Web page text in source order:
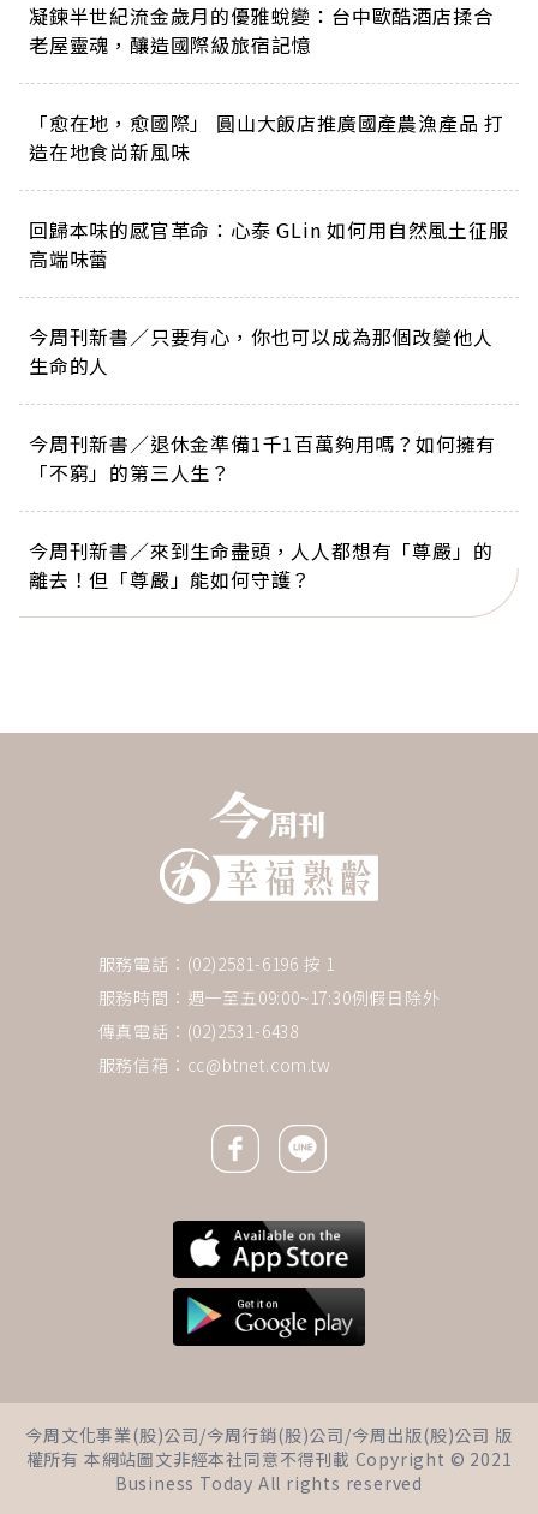
朱芯儀35歲罹乳癌》半年內，從
良性變惡性！為什麼醫師最怕
「病人40歲前確診」？
凝鍊半世紀流金歲月的優雅蛻變：台中歐酷酒店揉合
老屋靈魂，釀造國際級旅宿記憶
「愈在地，愈國際」 圓山大飯店推廣國產農漁產品 打
造在地食尚新風味
回歸本味的感官革命：心泰 GLin 如何用自然風土征服
高端味蕾
今周刊新書／只要有心，你也可以成為那個改變他人
生命的人
今周刊新書／退休金準備1千1百萬夠用嗎？如何擁有
「不窮」的第三人生？
今周刊新書／來到生命盡頭，人人都想有「尊嚴」的
離去！但「尊嚴」能如何守護？
服務電話：(02)2581-6196 按 1
服務時間：週一至五09:00~17:30例假日除外
傳真電話：(02)2531-6438
服務信箱： cc@btnet.com.tw
Facebook icon
Line icon
今周文化事業(股)公司/今周行銷(股)公司/今周出版(股)公司 版
權所有 本網站圖文非經本社同意不得刊載 Copyright © 2021
Business Today All rights reserved